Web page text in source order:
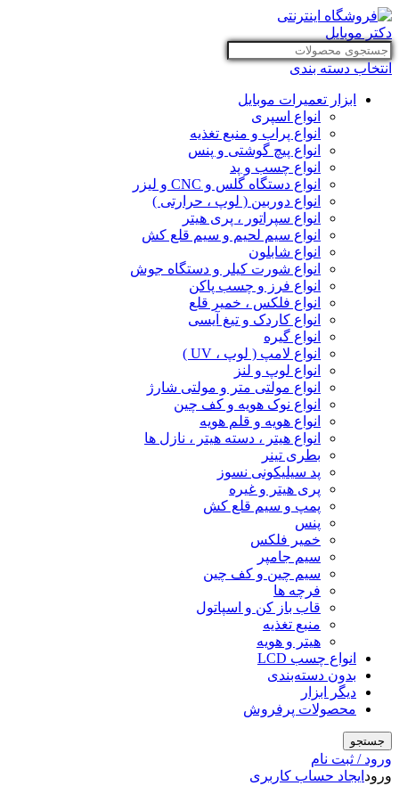
انتخاب دسته بندی
ابزار تعمیرات موبایل
انواع اسپری
انواع پراب و منبع تغذیه
انواع پیچ گوشتی و پنس
انواع چسب و پد
انواع دستگاه گلس و CNC و لیزر
انواع دوربین ( لوپ ، حرارتی )
انواع سپراتور ، پری هیتر
انواع سیم لحیم و سیم قلع کش
انواع شابلون
انواع شورت کیلر و دستگاه جوش
انواع فرز و چسب پاکن
انواع فلکس ، خمیر قلع
انواع کاردک و تیغ آیسی
انواع گیره
انواع لامپ ( لوپ ، UV )
انواع لوپ و لنز
انواع مولتی متر و مولتی شارژ
انواع نوک هویه و کف چین
انواع هویه و قلم هویه
انواع هیتر ، دسته هیتر ، نازل ها
بطری تینر
پد سیلیکونی نسوز
پری هیتر و غیره
پمپ و سیم قلع کش
پنس
خمیر فلکس
سیم جامپر
سیم چین و کف چین
فرچه ها
قاب باز کن و اسپاتول
منبع تغذیه
هیتر و هویه
انواع چسب LCD
بدون دسته‌بندی
دیگر ابزار
محصولات پرفروش
جستجو
ورود / ثبت نام
ورود ایجاد حساب کاربری